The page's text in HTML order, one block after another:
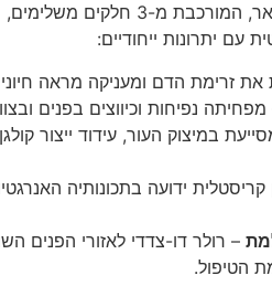
מ-3 חלקים משלימים,
עם יתרונות ייחודיים:
זרימת הדם ומעניקה מראה חיוני
מפחיתה נפיחות וכיווצים בפנים
במיצוק העור, עידוד ייצור
ידועה בתכונותיה
– רולר דו-צדדי לאזורי הפנים
הטיפול.